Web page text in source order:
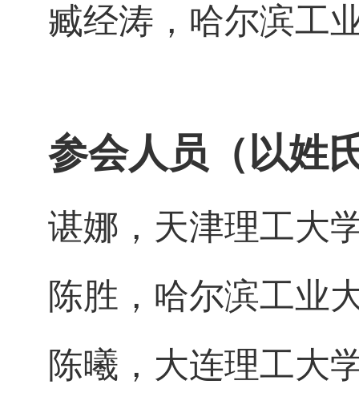
臧经涛，哈尔滨工
参会人员（以姓
谌娜，天津理工大
陈胜，哈尔滨工业
陈曦，大连理工大